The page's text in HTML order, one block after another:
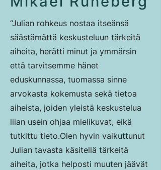
“Julian rohkeus nostaa itseänsä
säästämättä keskusteluun tärkeitä
aiheita, herätti minut ja ymmärsin
että tarvitsemme hänet
eduskunnassa, tuomassa sinne
arvokasta kokemusta sekä tietoa
aiheista, joiden yleistä keskustelua
liian usein ohjaa mielikuvat, eikä
tutkittu tieto.Olen hyvin vaikuttunut
Julian tavasta käsitellä tärkeitä
aiheita, jotka helposti muuten jäävät